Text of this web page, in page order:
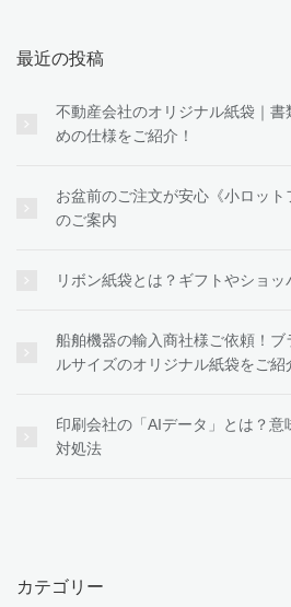
最近の投稿
不動産会社のオリジナル紙袋｜
めの仕様をご紹介！
お盆前のご注文が安心《小ロッ
のご案内
リボン紙袋とは？ギフトやショ
船舶機器の輸入商社様ご依頼！ブ
ルサイズのオリジナル紙袋をご紹
印刷会社の「AIデータ」とは？意
対処法
カテゴリー